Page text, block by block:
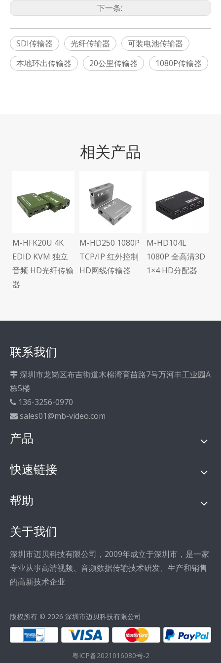
下一条:
SDI传输器 光纤传输器
可装电池传输器
本地环出传输器
20公里传输器 1080P传输器
相关产品
M-HFK20U 4K
EDID KVM 独立
音频 HD光纤传输
器
M-HD250 1080P
TCP/IP 红外控制
HD网线传输器
M-HD104L
1080P 全高清3D
1×4 HD分配器
联系我们
 深圳市龙岗区布吉街道木棉湾育苗路7号万河丰工业园A
栋5楼
 136-3256-0970
 sales01@mb-video.com
产品
快速链接
帮助
关于我们
深圳市迈贝科技有限公司，2009年成立于深圳市，是一家
专业从事高清视频、音频数据传输技术研发、生产和销售
的高新技术企业
版权所有 © 2026 深圳市迈贝科技有限公司
粤ICP备2021016080号-2